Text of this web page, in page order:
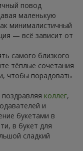
повод
маленькую
минималистичный
— всё зависит от
самого близкого
тёплые сочетания
чтобы порадовать
коллег,
и
букетами в
в букет для
сладкий